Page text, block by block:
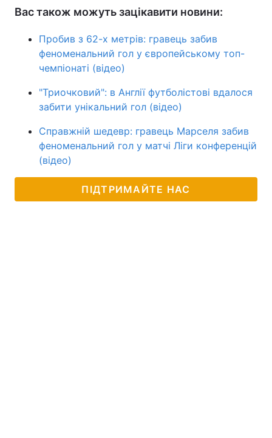
Вас також можуть зацікавити новини:
Пробив з 62-х метрів: гравець забив
феноменальний гол у європейському топ-
чемпіонаті (відео)
"Триочковий": в Англії футболістові вдалося
забити унікальний гол (відео)
Справжній шедевр: гравець Марселя забив
феноменальний гол у матчі Ліги конференцій
(відео)
ПІДТРИМАЙТЕ НАС